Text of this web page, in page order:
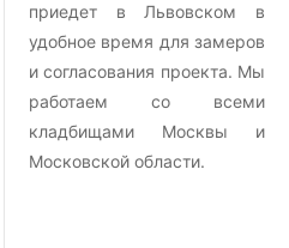
приедет в Львовском в
удобное время для замеров
и согласования проекта. Мы
работаем со всеми
кладбищами Москвы и
Московской области.